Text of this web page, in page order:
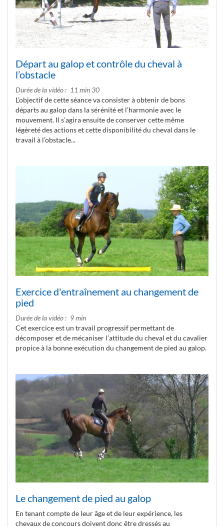
Départ au galop et contrôle du cheval à
l’obstacle
Durée de la vidéo
11 min 30
L’objectif de cette séance va consister à obtenir de bons
départs au galop dans la sérénité et l’harmonie avec le
mouvement. Il s’agira ensuite de conserver cette même
légèreté des actions et cette disponibilité du cheval dans le
travail à l’obstacle...
Exercice d'entraînement au changement de
pied
Durée de la vidéo
9 min
Cet exercice est un travail progressif permettant de
décomposer et de mécaniser l’attitude du cheval et du cavalier
propice à la bonne exécution du changement de pied au galop.
Le changement de pied au galop
En tenant compte de leur âge et de leur expérience, les
chevaux de concours doivent donc être dressés au